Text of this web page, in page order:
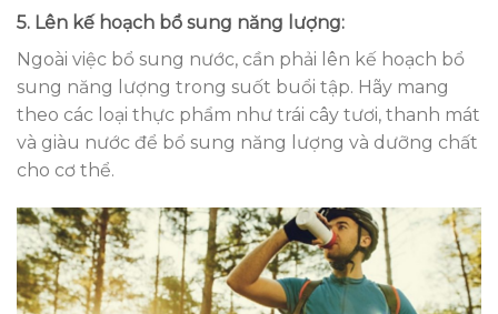
5. Lên kế hoạch bổ sung năng lượng:
Ngoài việc bổ sung nước, cần phải lên kế hoạch bổ
sung năng lượng trong suốt buổi tập. Hãy mang
theo các loại thực phẩm như trái cây tươi, thanh mát
và giàu nước để bổ sung năng lượng và dưỡng chất
cho cơ thể.